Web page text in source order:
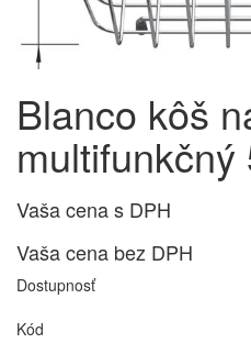
Blanco kôš
multifunkčný
Vaša cena s DPH
Vaša cena bez DPH
Dostupnosť
Kód